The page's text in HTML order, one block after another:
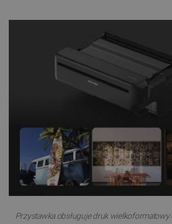
Przystawka obsługuje druk wielkoformatowy